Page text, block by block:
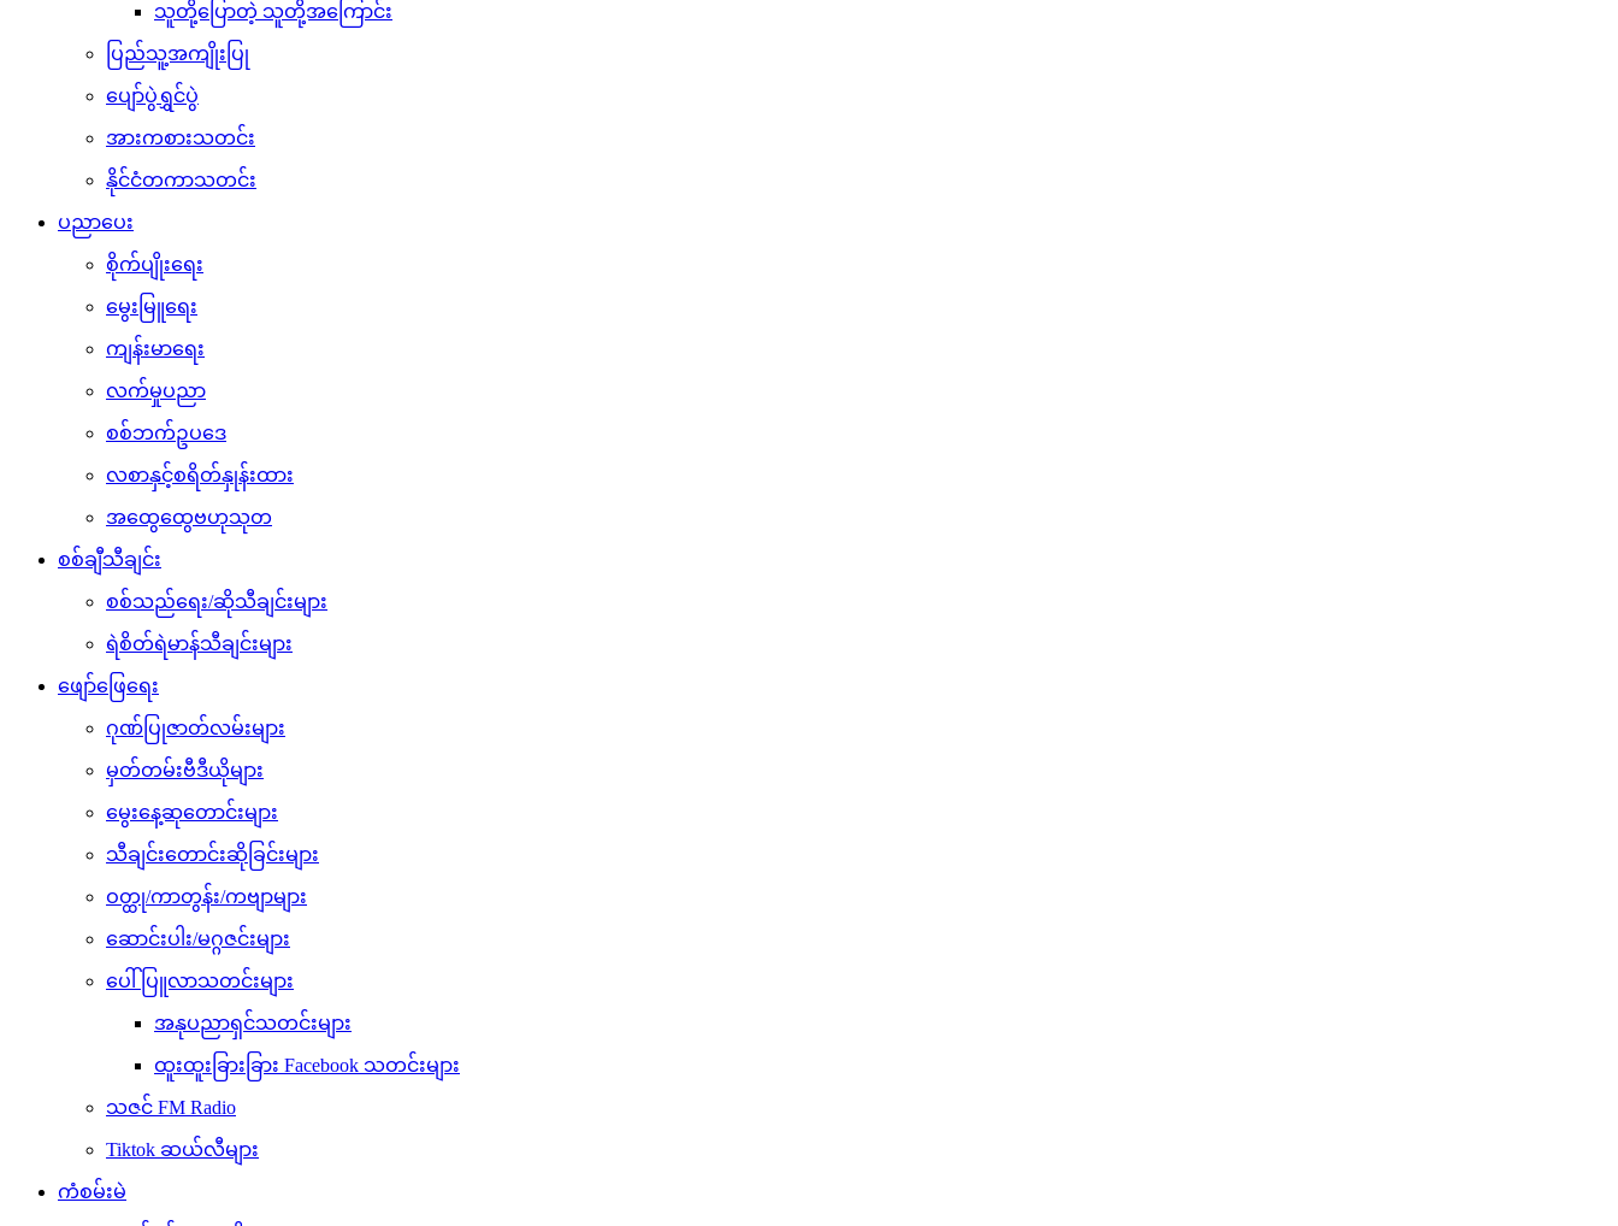
သူတို့ပြောတဲ့ သူတို့အကြောင်း
ပြည်သူ့အကျိုးပြု
ပျော်ပွဲရွှင်ပွဲ
အားကစားသတင်း
နိုင်ငံတကာသတင်း
ပညာပေး
စိုက်ပျိုးရေး
မွေးမြူရေး
ကျန်းမာရေး
လက်မှုပညာ
စစ်ဘက်ဥပဒေ
လစာနှင့်စရိတ်နှုန်းထား
အထွေထွေဗဟုသုတ
စစ်ချီသီချင်း
စစ်သည်ရေး/ဆိုသီချင်းများ
ရဲစိတ်ရဲမာန်သီချင်းများ
ဖျော်ဖြေရေး
ဂုဏ်ပြုဇာတ်လမ်းများ
မှတ်တမ်းဗီဒီယိုများ
မွေးနေ့ဆုတောင်းများ
သီချင်းတောင်းဆိုခြင်းများ
ဝတ္ထု/ကာတွန်း/ကဗျာများ
ဆောင်းပါး/မဂ္ဂဇင်းများ
ပေါ်ပြူလာသတင်းများ
အနုပညာရှင်သတင်းများ
ထူးထူးခြားခြား Facebook သတင်းများ
သဇင် FM Radio
Tiktok ဆယ်လီများ
ကံစမ်းမဲ